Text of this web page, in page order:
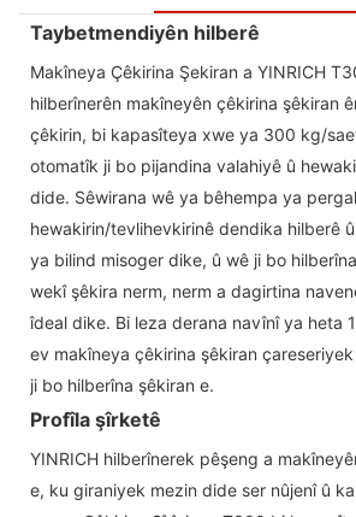
Taybetmendiyên hilberê
Makîneya Çêkirina Şekiran a YINRICH
hilberînerên makîneyên çêkirina şêkiran
çêkirin, bi kapasîteya xwe ya 300 kg/
otomatîk ji bo pijandina valahiyê û
dide. Sêwirana wê ya bêhempa ya
hewakirin/tevlihevkirinê dendika hilberê
ya bilind misoger dike, û wê ji bo
wekî şêkira nerm, nerm a dagirtina
îdeal dike. Bi leza derana navînî ya heta
ev makîneya çêkirina şêkiran
ji bo hilberîna şêkiran e.
Profîla şîrketê
YINRICH hilberînerek pêşeng a
e, ku giraniyek mezin dide ser nûjenî û